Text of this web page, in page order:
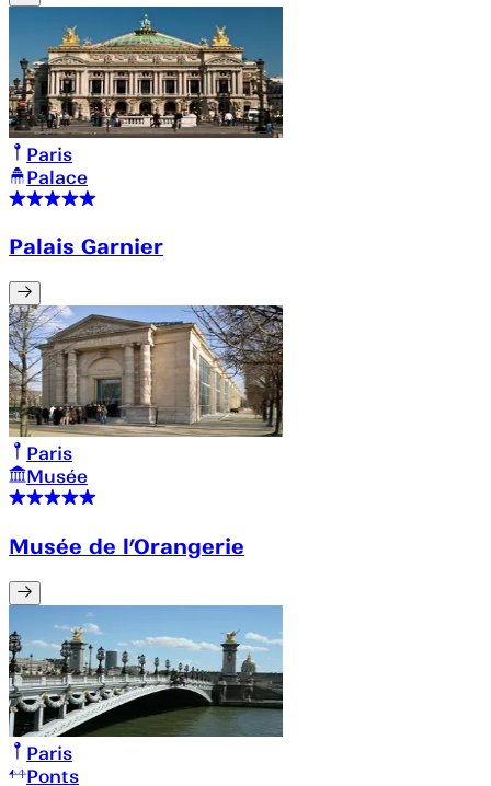
Paris
Palace
Palais Garnier
Paris
Musée
Musée de l’Orangerie
Paris
Ponts